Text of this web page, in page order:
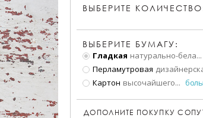
ВЫБЕРИТЕ
ВЫБЕРИТЕ БУМАГУ:
Гладкая натурально-бела...
Перламутровая
Картон высочайшего...
ДОПОЛНИТЕ ПОКУПКУ